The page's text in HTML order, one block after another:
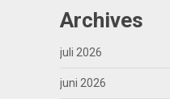
Archives
juli 2026
juni 2026